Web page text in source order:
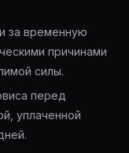
за временную
причинами
силы.
перед
уплаченной